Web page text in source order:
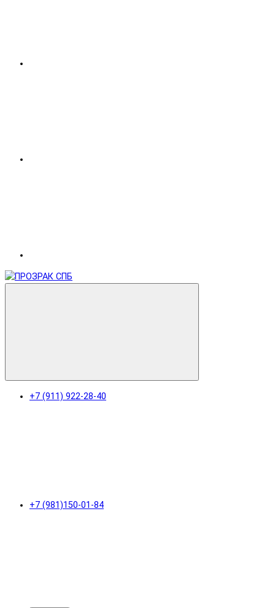
+7 (911) 922-28-40
+7 (981)150-01-84